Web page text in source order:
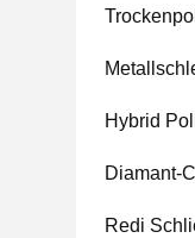
Hybrid
Diamant-
Redi